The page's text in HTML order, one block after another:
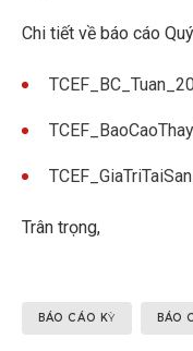
Chi tiết về báo cáo
Trân trọng,
BÁO CÁO KỲ BÁO